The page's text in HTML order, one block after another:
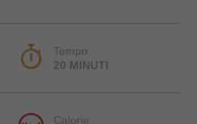
Tempo:
20 MINUTI
Calorie: